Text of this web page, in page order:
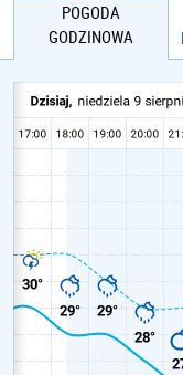
POGODA
GODZINOWA